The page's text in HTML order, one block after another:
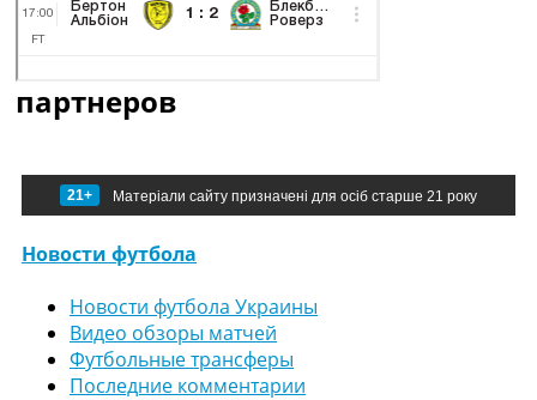
партнеров
21+ Матеріали сайту призначені для осіб старше 21 року
Новости футбола
Новости футбола Украины
Видео обзоры матчей
Футбольные трансферы
Последние комментарии